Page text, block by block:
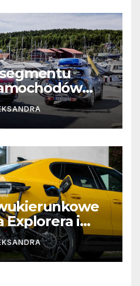
w lipcu.
wśród
modeli
Explorera i